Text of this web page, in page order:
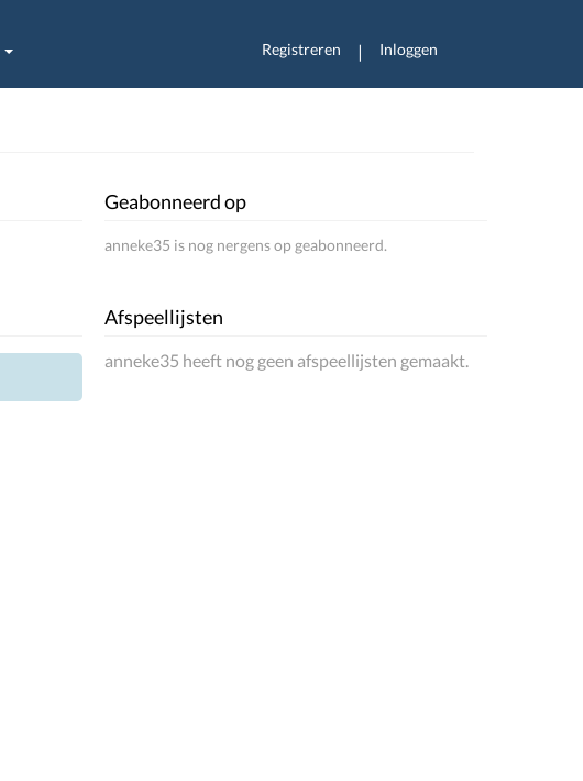
Registreren | Inloggen
Geabonneerd op
anneke35 is nog nergens op geabonneerd.
Afspeellijsten
anneke35 heeft nog geen afspeellijsten gemaakt.